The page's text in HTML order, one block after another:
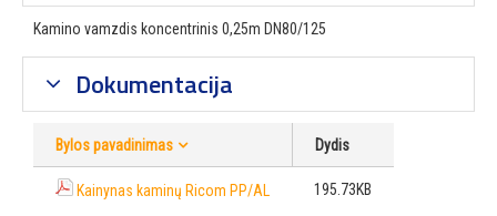
Kamino vamzdis koncentrinis 0,25m DN80/125
Dokumentacija
Bylos pavadinimas Dydis
Kainynas kaminų Ricom PP/AL 195.73KB